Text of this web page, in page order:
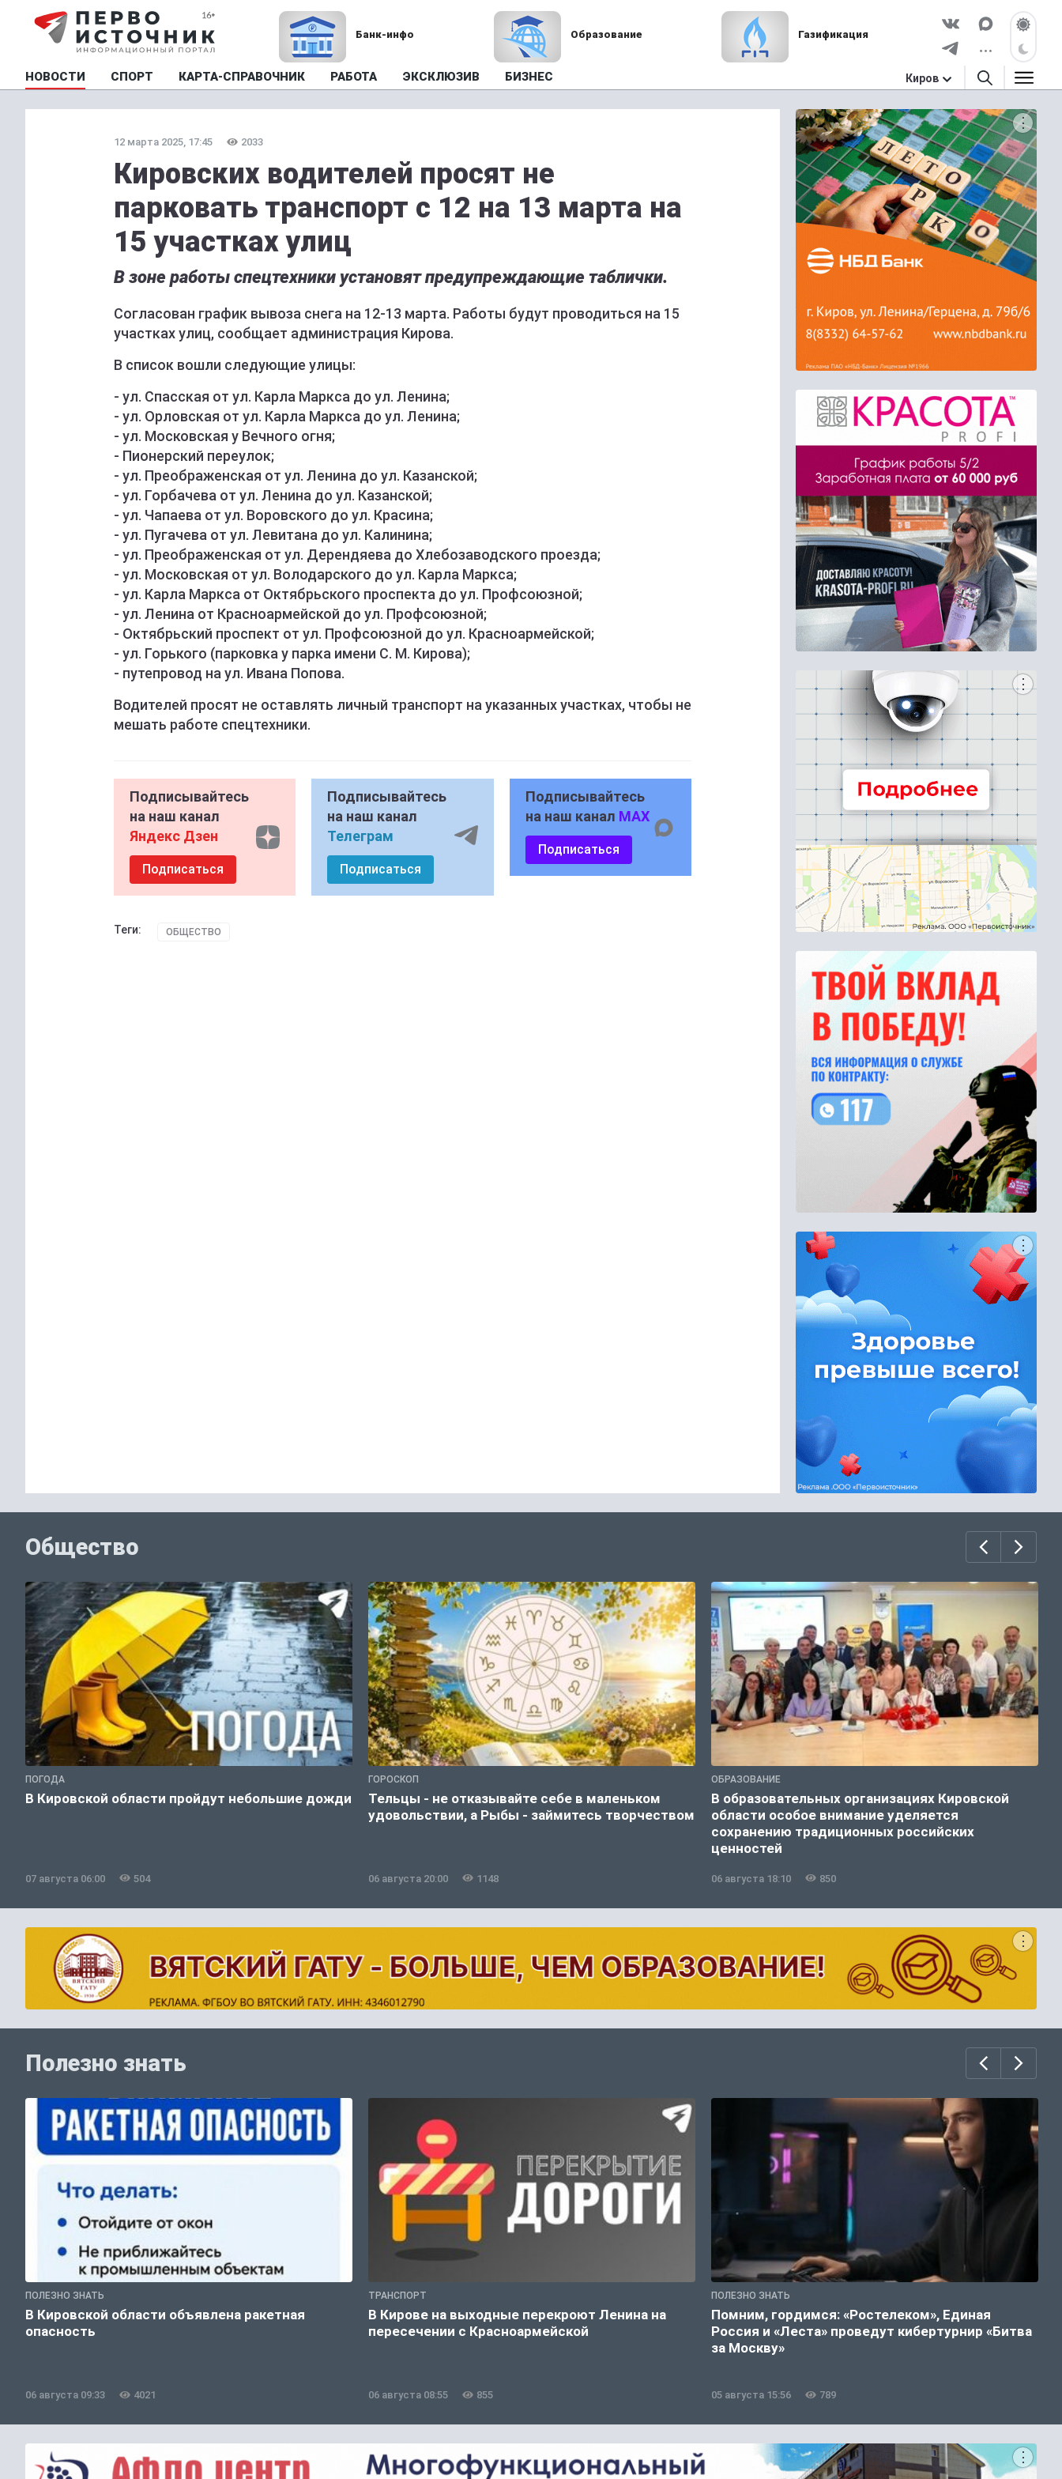
Банк-инфо Образование Газификация
НОВОСТИ СПОРТ КАРТА-СПРАВОЧНИК РАБОТА ЭКСКЛЮЗИВ БИЗНЕС Киров
12 марта 2025, 17:45 2033
Кировских водителей просят не
парковать транспорт с 12 на 13 марта на
15 участках улиц
В зоне работы спецтехники установят предупреждающие таблички.
Согласован график вывоза снега на 12-13 марта. Работы будут проводиться на 15
участках улиц, сообщает администрация Кирова.
В список вошли следующие улицы:
- ул. Спасская от ул. Карла Маркса до ул. Ленина;
- ул. Орловская от ул. Карла Маркса до ул. Ленина;
- ул. Московская у Вечного огня;
- Пионерский переулок;
- ул. Преображенская от ул. Ленина до ул. Казанской;
- ул. Горбачева от ул. Ленина до ул. Казанской;
- ул. Чапаева от ул. Воровского до ул. Красина;
- ул. Пугачева от ул. Левитана до ул. Калинина;
- ул. Преображенская от ул. Дерендяева до Хлебозаводского проезда;
- ул. Московская от ул. Володарского до ул. Карла Маркса;
- ул. Карла Маркса от Октябрьского проспекта до ул. Профсоюзной;
- ул. Ленина от Красноармейской до ул. Профсоюзной;
- Октябрьский проспект от ул. Профсоюзной до ул. Красноармейской;
- ул. Горького (парковка у парка имени С. М. Кирова);
- путепровод на ул. Ивана Попова.
Водителей просят не оставлять личный транспорт на указанных участках, чтобы не
мешать работе спецтехники.
Подписывайтесь
на наш канал
Яндекс Дзен
Подписаться
Подписывайтесь
на наш канал
Телеграм
Подписаться
Подписывайтесь
на наш канал MAX
Подписаться
Теги: ОБЩЕСТВО
Общество
ПОГОДА
В Кировской области пройдут небольшие дожди
07 августа 06:00 504
ГОРОСКОП
Тельцы - не отказывайте себе в маленьком
удовольствии, а Рыбы - займитесь творчеством
06 августа 20:00 1148
ОБРАЗОВАНИЕ
В образовательных организациях Кировской
области особое внимание уделяется
сохранению традиционных российских
ценностей
06 августа 18:10 850
Полезно знать
ПОЛЕЗНО ЗНАТЬ
В Кировской области объявлена ракетная
опасность
06 августа 09:33 4021
ТРАНСПОРТ
В Кирове на выходные перекроют Ленина на
пересечении с Красноармейской
06 августа 08:55 855
ПОЛЕЗНО ЗНАТЬ
Помним, гордимся: «Ростелеком», Единая
Россия и «Леста» проведут кибертурнир «Битва
за Москву»
05 августа 15:56 789